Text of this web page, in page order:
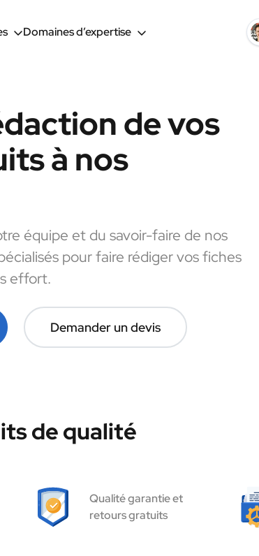
Domaines d’expertise
de vos
à nos
équipe et du savoir-faire de nos
pour faire rédiger vos fiches
effort.
Demander un devis
de qualité
Qualité garantie et
retours gratuits